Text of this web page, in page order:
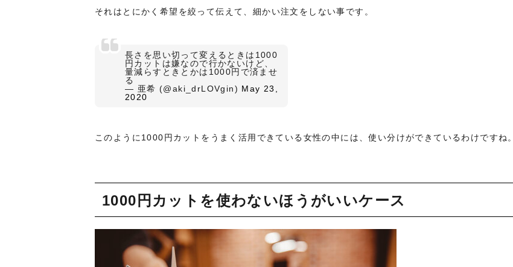
それはとにかく希望を絞って伝えて、細かい注文をしない事です。
長さを思い切って変えるときは1000
円カットは嫌なので行かないけど、
量減らすときとかは1000円で済ませ
る
— 亜希 (@aki_drLOVgin) May 23,
2020
このように1000円カットをうまく活用できている女性の中には、使い分けができているわけですね。
1000円カットを使わないほうがいいケース